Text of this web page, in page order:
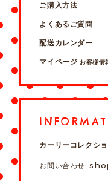
ご購入方法
よくあるご質問
配送カレンダー
マイページ お客様情
カーリーコレクシ
お問い合わせ: